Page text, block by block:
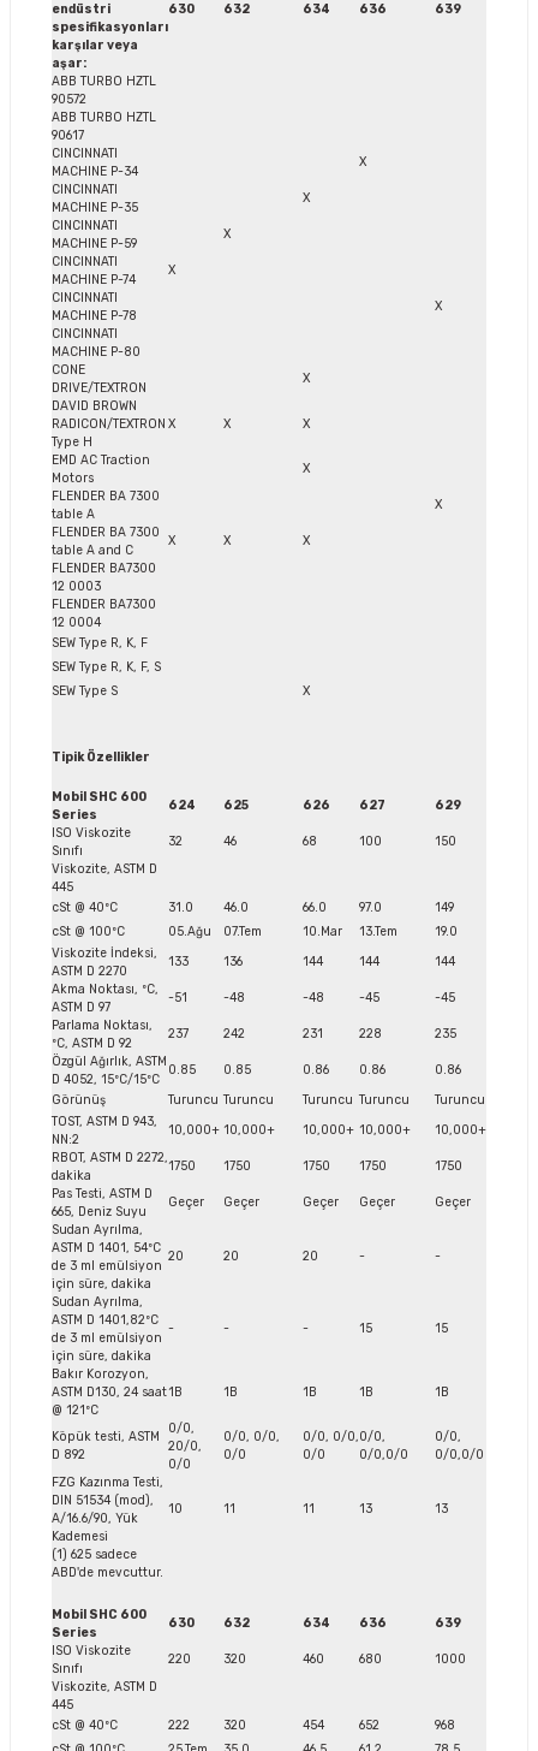
endüstri
spesifikasyonları
karşılar veya
aşar:
630 632 634 636 639
ABB TURBO HZTL
90572
ABB TURBO HZTL
90617
CINCINNATI
MACHINE P-34
X
CINCINNATI
MACHINE P-35
X
CINCINNATI
MACHINE P-59
X
CINCINNATI
MACHINE P-74
X
CINCINNATI
MACHINE P-78
X
CINCINNATI
MACHINE P-80
CONE
DRIVE/TEXTRON
X
DAVID BROWN
RADICON/TEXTRON
Type H
X X X
EMD AC Traction
Motors
X
FLENDER BA 7300
table A
X
FLENDER BA 7300
table A and C
X X
X
FLENDER BA7300
12 0003
FLENDER BA7300
12 0004
SEW Type R, K, F
SEW Type R, K, F, S
SEW Type S
X
Tipik Özellikler
Mobil SHC 600
Series
624 625 626 627
629
ISO Viskozite
Sınıfı
32 46 68 100
150
Viskozite, ASTM D
445
cSt @ 40ºC
31.0 46.0 66.0 97.0
149
cSt @ 100ºC
05.Ağu 07.Tem 10.Mar 13.Tem
19.0
Viskozite İndeksi,
ASTM D 2270
133 136 144 144
144
Akma Noktası, ºC,
ASTM D 97
-51 -48 -48 -45
-45
Parlama Noktası,
ºC, ASTM D 92
237 242 231 228
235
Özgül Ağırlık, ASTM
D 4052, 15ºC/15ºC
0.85 0.85 0.86 0.86
0.86
Görünüş
Turuncu Turuncu Turuncu Turuncu
Turuncu
TOST, ASTM D 943,
NN:2
10,000+ 10,000+ 10,000+ 10,000+
10,000+
RBOT, ASTM D 2272,
dakika
1750 1750 1750 1750
1750
Pas Testi, ASTM D
665, Deniz Suyu
Geçer Geçer Geçer Geçer
Geçer
Sudan Ayrılma,
ASTM D 1401, 54ºC
de 3 ml emülsiyon
için süre, dakika
20 20 20 - -
Sudan Ayrılma,
ASTM D 1401,82ºC
de 3 ml emülsiyon
için süre, dakika
- - - 15 15
Bakır Korozyon,
ASTM D130, 24 saat
@ 121ºC
1B 1B 1B 1B 1B
Köpük testi, ASTM
D 892
0/0,
20/0,
0/0
0/0, 0/0,
0/0
0/0, 0/0,
0/0
0/0,
0/0,0/0
0/0,
0/0,0/0
FZG Kazınma Testi,
DIN 51534 (mod),
A/16.6/90, Yük
Kademesi
10 11 11 13 13
(1) 625 sadece
ABD'de mevcuttur.
Mobil SHC 600
Series
630 632 634 636
639
ISO Viskozite
Sınıfı
220 320 460 680
1000
Viskozite, ASTM D
445
cSt @ 40ºC
222 320 454 652
968